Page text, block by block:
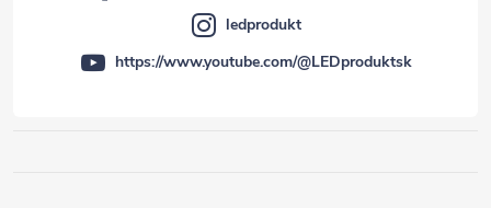
ledprodukt
https://www.youtube.com/@LEDproduktsk